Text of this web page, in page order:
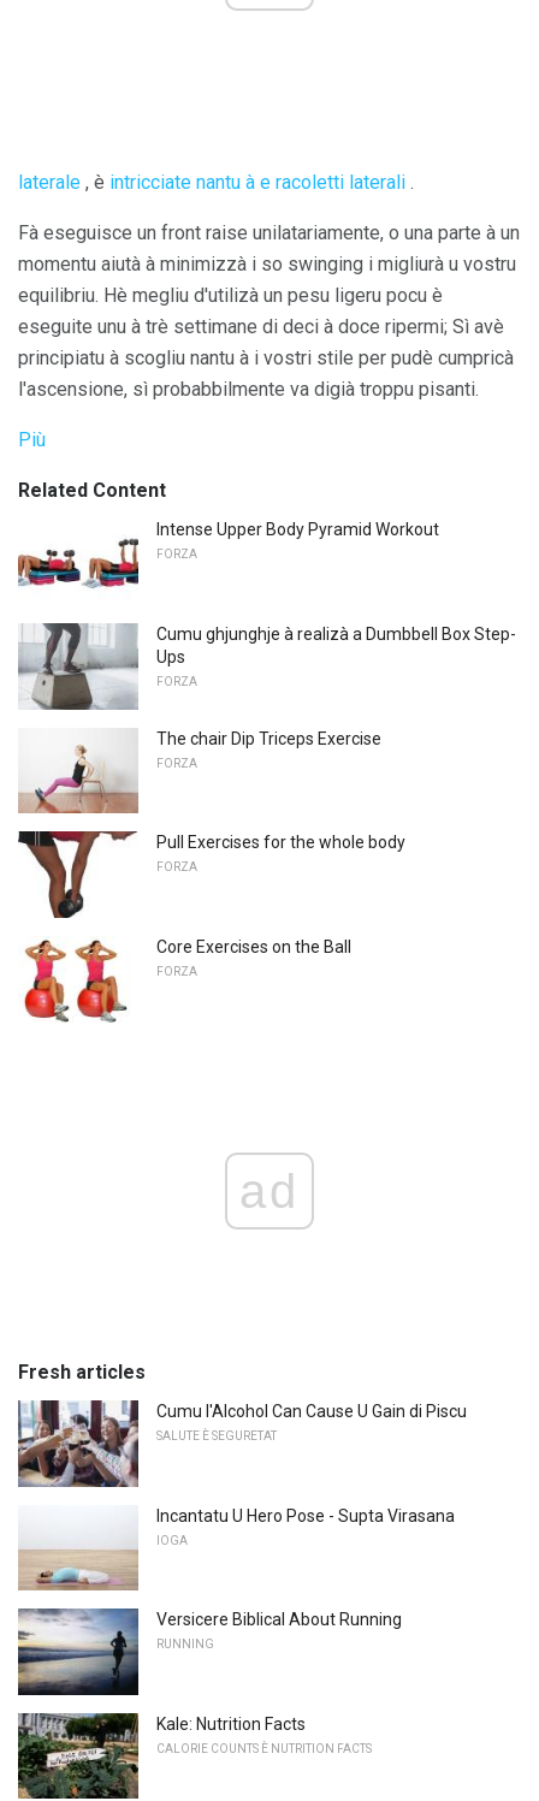
laterale , è intricciate nantu à e racoletti laterali .
Fà eseguisce un front raise unilatariamente, o una parte à un
momentu aiutà à minimizzà i so swinging i migliurà u vostru
equilibriu. Hè megliu d'utilizà un pesu ligeru pocu è
eseguite unu à trè settimane di deci à doce ripermi; Sì avè
principiatu à scogliu nantu à i vostri stile per pudè cumpricà
l'ascensione, sì probabbilmente va digià troppu pisanti.
Più
Related Content
Intense Upper Body Pyramid Workout
FORZA
Cumu ghjunghje à realizà a Dumbbell Box Step-
Ups
FORZA
The chair Dip Triceps Exercise
FORZA
Pull Exercises for the whole body
FORZA
Core Exercises on the Ball
FORZA
ad
Fresh articles
Cumu l'Alcohol Can Cause U Gain di Piscu
SALUTE È SEGURETAT
Incantatu U Hero Pose - Supta Virasana
IOGA
Versicere Biblical About Running
RUNNING
Kale: Nutrition Facts
CALORIE COUNTS È NUTRITION FACTS